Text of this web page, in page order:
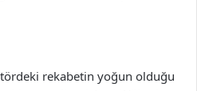
rekabetin yoğun olduğu